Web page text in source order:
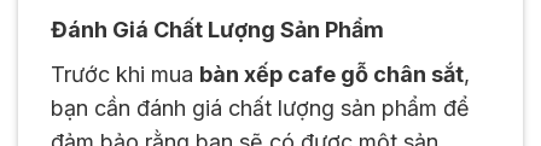
Đánh Giá Chất Lượng Sản Phẩm
Trước khi mua bàn xếp cafe gỗ chân sắt,
bạn cần đánh giá chất lượng sản phẩm để